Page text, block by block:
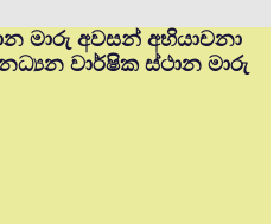
මාරු අවසන් අභියාචනා
වාර්ෂික ස්ථාන මාරු